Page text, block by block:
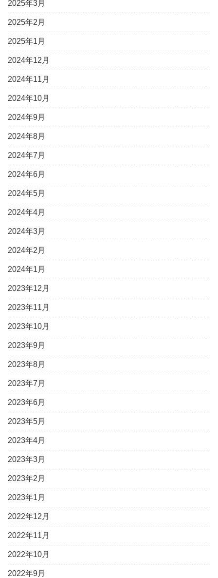
2025年3月
2025年2月
2025年1月
2024年12月
2024年11月
2024年10月
2024年9月
2024年8月
2024年7月
2024年6月
2024年5月
2024年4月
2024年3月
2024年2月
2024年1月
2023年12月
2023年11月
2023年10月
2023年9月
2023年8月
2023年7月
2023年6月
2023年5月
2023年4月
2023年3月
2023年2月
2023年1月
2022年12月
2022年11月
2022年10月
2022年9月